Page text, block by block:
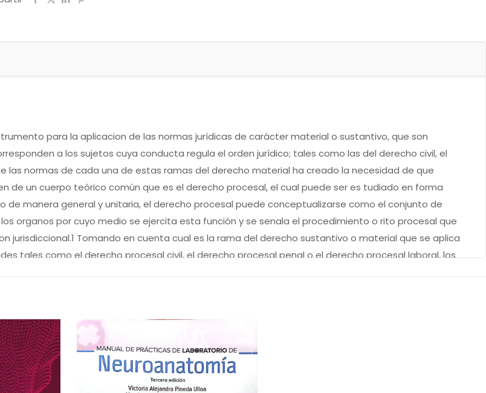
para la aplicacion de las normas jurídicas de carácter material o sustantivo, que son
a los sujetos cuya conducta regula el orden jurídico; tales como las del derecho civil, el
las normas de cada una de estas ramas del derecho material ha creado la necesidad de que
de un cuerpo teórico común que es el derecho procesal, el cual puede ser es tudiado en forma
de manera general y unitaria, el derecho procesal puede conceptualizarse como el conjunto de
organos por cuyo medio se ejercita esta función y se senala el procedimiento o rito procesal que
jurisdiccional.1 Tomando en cuenta cual es la rama del derecho sustantivo o material que se aplica
tales como el derecho procesal civil, el derecho procesal penal o el derecho procesal laboral, los
un determinado derecho material, sea civil, penal, laboral, etcetera.